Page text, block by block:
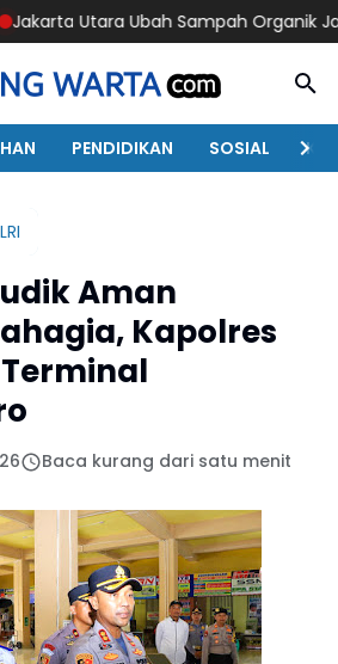
Sampah Organik Jadi Energi
PENDIDIKAN SOSIAL
Aman
Kapolres
Baca kurang dari satu menit